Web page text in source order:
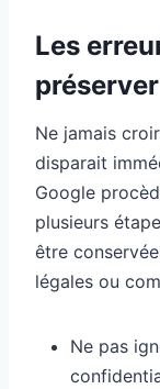
Les
Ne jamais
disparait
Google
plusieurs
être
légales ou
Ne pas